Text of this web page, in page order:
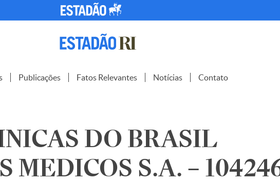
Publicações Fatos Relevantes Notícias Contato
DO BRASIL
SERVICOS MEDICOS S.A. –